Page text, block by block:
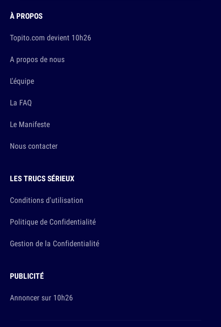
À PROPOS
Topito.com devient 10h26
A propos de nous
L'équipe
La FAQ
Le Manifeste
Nous contacter
LES TRUCS SÉRIEUX
Conditions d'utilisation
Politique de Confidentialité
Gestion de la Confidentialité
PUBLICITÉ
Annoncer sur 10h26